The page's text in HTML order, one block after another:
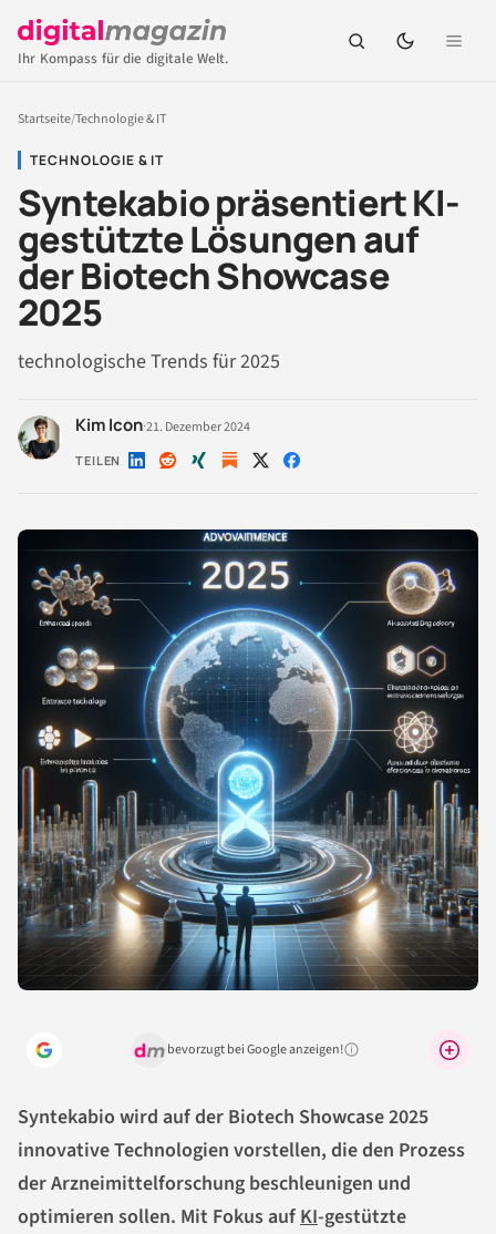
Ihr Kompass für die digitale Welt.
Startseite/Technologie & IT
TECHNOLOGIE & IT
Syntekabio präsentiert KI-
gestützte Lösungen auf
der Biotech Showcase
2025
technologische Trends für 2025
Kim Icon·21. Dezember 2024
TEILEN Auf Auf Auf Auf Auf
bevorzugt bei Google anzeigen!Warum lohnt sich das?
Syntekabio wird auf der Biotech Showcase 2025
innovative Technologien vorstellen, die den Prozess
der Arzneimittelforschung beschleunigen und
optimieren sollen. Mit Fokus auf KI-gestützte